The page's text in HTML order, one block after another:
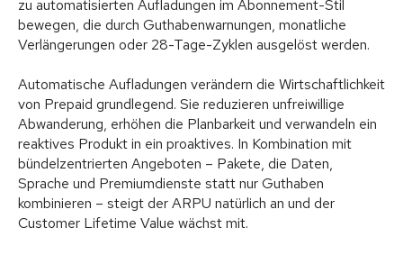
zu automatisierten Aufladungen im Abonnement-Stil
bewegen, die durch Guthabenwarnungen, monatliche
Verlängerungen oder 28-Tage-Zyklen ausgelöst werden.
Automatische Aufladungen verändern die Wirtschaftlichkeit
von Prepaid grundlegend. Sie reduzieren unfreiwillige
Abwanderung, erhöhen die Planbarkeit und verwandeln ein
reaktives Produkt in ein proaktives. In Kombination mit
bündelzentrierten Angeboten – Pakete, die Daten,
Sprache und Premiumdienste statt nur Guthaben
kombinieren – steigt der ARPU natürlich an und der
Customer Lifetime Value wächst mit.